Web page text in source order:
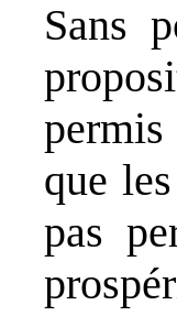
Sans
que
pas